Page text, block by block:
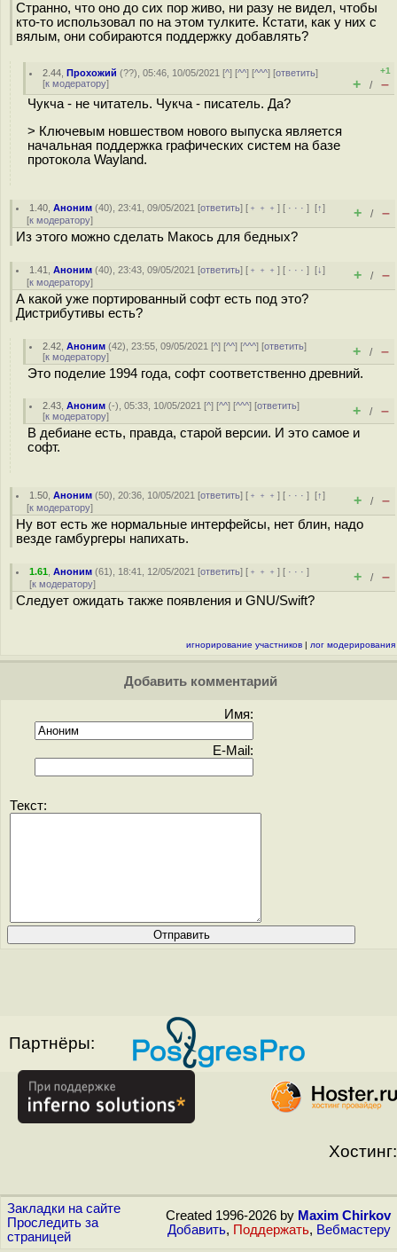
Странно, что оно до сих пор живо, ни разу не видел, чтобы
кто-то использовал по на этом тулките. Кстати, как у них с
вялым, они собираются поддержку добавлять?
2.44 ,Прохожий (??), 05:46, 10/05/2021 [^] [^^] [^^^] [ответить]
[к модератору]
+1
+ / –
Чукча - не читатель. Чукча - писатель. Да?
> Ключевым новшеством нового выпуска является
начальная поддержка графических систем на базе
протокола Wayland.
1.40 ,Аноним (40), 23:41, 09/05/2021 [ответить] [ ﹢﹢﹢] [ · · ·][↑]
[к модератору] + / –
Из этого можно сделать Макось для бедных?
1.41 ,Аноним (40), 23:43, 09/05/2021 [ответить] [ ﹢﹢﹢] [ · · ·][↓]
[к модератору] + / –
А какой уже портированный софт есть под это?
Дистрибутивы есть?
2.42 ,Аноним (42), 23:55, 09/05/2021 [^] [^^] [^^^] [ответить]
[к модератору] + / –
Это поделие 1994 года, софт соответственно древний.
2.43 ,Аноним (-), 05:33, 10/05/2021 [^] [^^] [^^^] [ответить]
[к модератору] + / –
В дебиане есть, правда, старой версии. И это самое и
софт.
1.50 ,Аноним (50), 20:36, 10/05/2021 [ответить] [ ﹢﹢﹢] [ · · ·][↑]
[к модератору] + / –
Ну вот есть же нормальные интерфейсы, нет блин, надо
везде гамбургеры напихать.
1.61 ,Аноним (61), 18:41, 12/05/2021 [ответить] [ ﹢﹢﹢] [ · · ·]
[к модератору] + / –
Следует ожидать также появления и GNU/Swift?
игнорирование участников | лог модерирования
Добавить комментарий
Имя:
E-Mail:
Текст:
Партнёры:
Хостинг:
Закладки на сайте
Проследить за
страницей
Created 1996-2026 by Maxim Chirkov
Добавить, Поддержать, Вебмастеру